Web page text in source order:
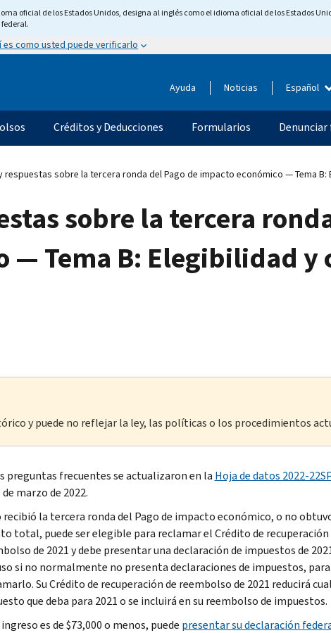
oficial de los Estados Unidos, designa al inglés como el idioma oficial de los Estados
es como usted puede verificarlo
Ayuda Noticias Español
Créditos y Deducciones Formularios Denunciar
respuestas sobre la tercera ronda del Pago de impacto económico — Tema
sobre la tercera
— Tema B: Elegibilidad y
y puede no reflejar la ley, las políticas o los procedimientos
preguntas frecuentes se actualizaron en la Hoja de datos 2022-
de marzo de 2022.
recibió la tercera ronda del Pago de impacto económico, o no
total, puede ser elegible para reclamar el Crédito de recuperación
de 2021 y debe presentar una declaración de impuestos de
si no normalmente no presenta declaraciones de impuestos, para
Su Crédito de recuperación de reembolso de 2021 reducirá
que deba para 2021 o se incluirá en su reembolso de impuestos.
ingreso es de $73,000 o menos, puede presentar su declaración